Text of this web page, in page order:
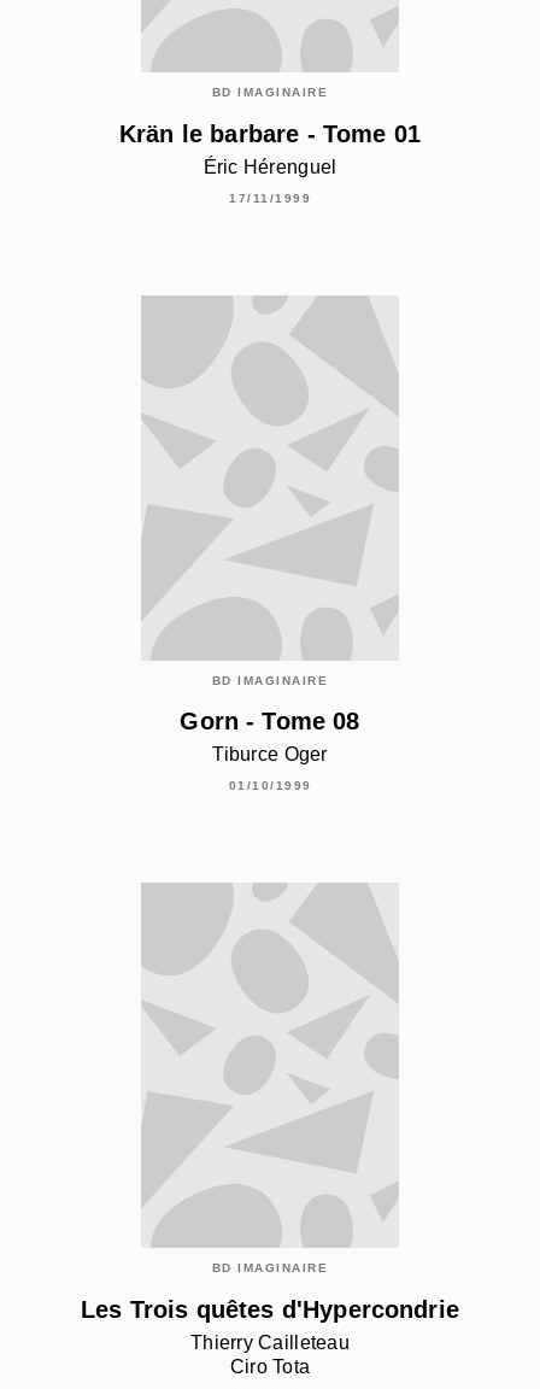
BD IMAGINAIRE
Krän le barbare - Tome 01
Éric Hérenguel
17/11/1999
BD IMAGINAIRE
Gorn - Tome 08
Tiburce Oger
01/10/1999
BD IMAGINAIRE
Les Trois quêtes d'Hypercondrie
Thierry Cailleteau
Ciro Tota